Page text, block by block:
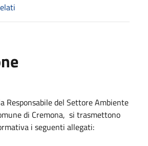
Responsabile del Settore Ambiente
di Cremona, si trasmettono
i seguenti allegati: